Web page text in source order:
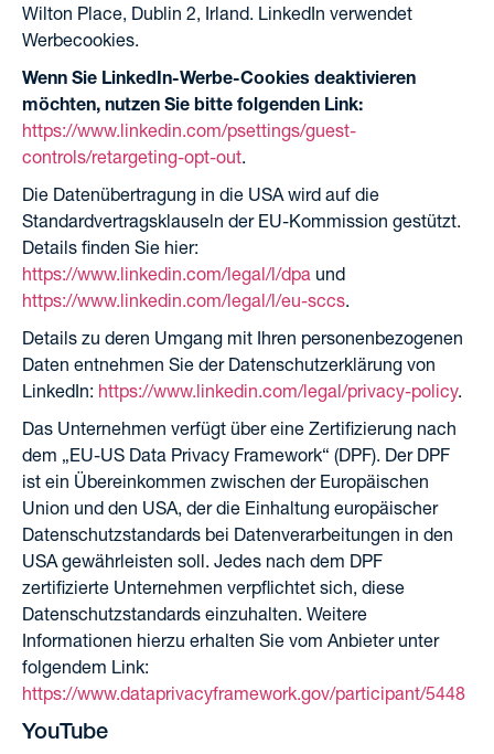
Wilton Place, Dublin 2, Irland. LinkedIn verwendet
Werbecookies.
Wenn Sie LinkedIn-Werbe-Cookies deaktivieren
möchten, nutzen Sie bitte folgenden Link:
https://www.linkedin.com/psettings/guest-
controls/retargeting-opt-out.
Die Datenübertragung in die USA wird auf die
Standardvertragsklauseln der EU-Kommission gestützt.
Details finden Sie hier:
https://www.linkedin.com/legal/l/dpa und
https://www.linkedin.com/legal/l/eu-sccs.
Details zu deren Umgang mit Ihren personenbezogenen
Daten entnehmen Sie der Datenschutzerklärung von
LinkedIn: https://www.linkedin.com/legal/privacy-policy.
Das Unternehmen verfügt über eine Zertifizierung nach
dem „EU-US Data Privacy Framework“ (DPF). Der DPF
ist ein Übereinkommen zwischen der Europäischen
Union und den USA, der die Einhaltung europäischer
Datenschutzstandards bei Datenverarbeitungen in den
USA gewährleisten soll. Jedes nach dem DPF
zertifizierte Unternehmen verpflichtet sich, diese
Datenschutzstandards einzuhalten. Weitere
Informationen hierzu erhalten Sie vom Anbieter unter
folgendem Link:
https://www.dataprivacyframework.gov/participant/5448
YouTube